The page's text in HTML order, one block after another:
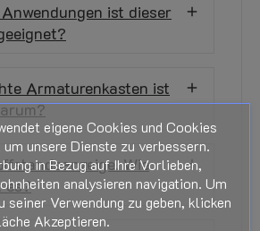
ist dieser
Armaturenkasten ist
Wie
es?
eigene Cookies und Cookies
unsere Dienste zu verbessern.
in Bezug auf Ihre Vorlieben,
analysieren navigation. Um
seiner Verwendung zu geben, klicken
Akzeptieren.